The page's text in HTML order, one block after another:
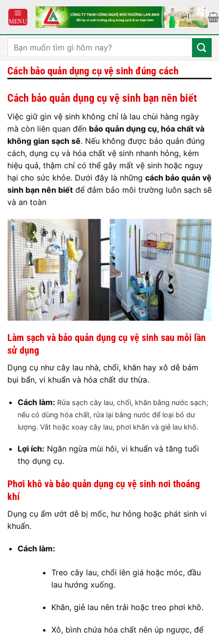
qua
dung
Tìm
kiếm:
Cách bảo quản dụng cụ vệ sinh đúng cách
Cách bảo quản dụng cụ vệ sinh bạn nên biết
Việc giữ gìn vệ sinh không chỉ là lau chùi hàng ngày
mà còn liên quan đến bảo quản dụng cụ, hóa chất và
không gian sạch sẽ. Nếu không được bảo quản đúng
cách, dụng cụ và hóa chất vệ sinh nhanh hỏng, kém
hiệu quả, thậm chí có thể gây mất vệ sinh hoặc nguy
hại cho sức khỏe. Dưới đây là những cách bảo quản vệ
sinh bạn nên biết để đảm bảo môi trường luôn sạch sẽ
và an toàn
Làm sạch và bảo quản dụng cụ vệ sinh sau mỗi lần
sử dụng
Dụng cụ như cây lau nhà, chổi, khăn hay xô dễ bám
bụi bẩn, vi khuẩn và hóa chất dư thừa.
Cách làm: Rửa sạch cây lau, chổi, khăn bằng nước sạch;
nếu có dùng hóa chất, rửa lại bằng nước để loại bỏ dư
lượng. Vắt hoặc xoay cây lau, phơi khăn và giẻ lau khô.
Lợi ích: Ngăn ngừa mùi hôi, vi khuẩn và tăng tuổi
thọ dụng cụ.
Phơi khô và bảo quản dụng cụ vệ sinh nơi thoáng
khí
Dụng cụ ẩm ướt dễ bị mốc, hư hỏng hoặc phát sinh vi
khuẩn.
Cách làm:
Treo cây lau, chổi lên giá hoặc móc, đầu
lau hướng xuống.
Khăn, giẻ lau nên trải hoặc treo phơi khô.
Xô, bình chứa hóa chất nên úp ngược, để